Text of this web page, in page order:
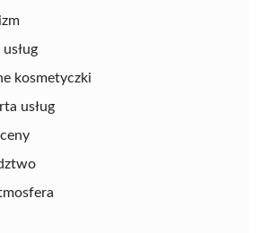
kosmetyczki
usług